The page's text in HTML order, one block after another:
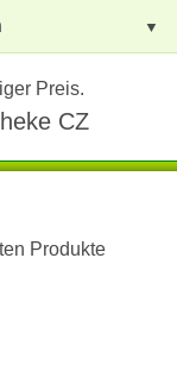
Preis.
CZ
Produkte